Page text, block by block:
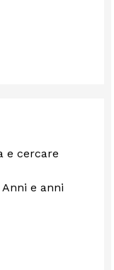
e cercare
e anni